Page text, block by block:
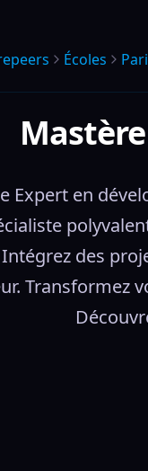
Écoles
Expert en
des
Transformez